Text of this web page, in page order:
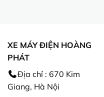
XE MÁY ĐIỆN HOÀNG
PHÁT
Địa chỉ : 670 Kim
Giang, Hà Nội